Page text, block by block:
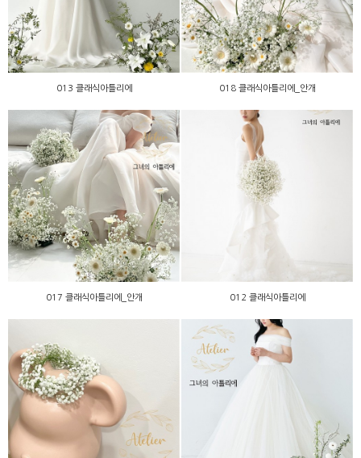
013 클래식아틀리에 018 클래식아틀리에_안개
017 클래식아틀리에_안개
017 클래식아틀리에_안개
012 클래식아틀리에
012 클래식아틀리에
010 클래식아틀리에 009 클래식아틀리에